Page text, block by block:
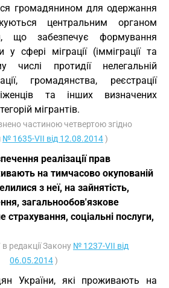
громадянином для одержання
центральним органом
що забезпечує формування
у сфері міграції (імміграції та
числі протидії нелегальній
громадянства, реєстрації
та інших визначених
мігрантів.
частиною четвертою згідно
№ 1635-VII від 12.08.2014)
реалізації прав
на тимчасово окупованій
з неї, на зайнятість,
загальнообов'язкове
соціальні послуги,
редакції Закону № 1237-VII від
06.05.2014)
України, які проживають на